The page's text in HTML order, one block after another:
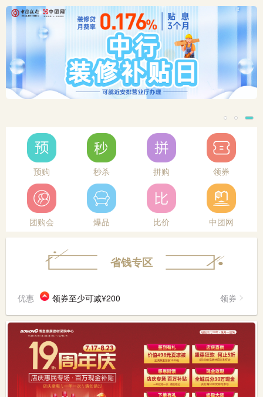
预购 秒杀 拼购 领券
团购会 爆品 比价 中团网
省钱专区
优惠 领券至少可减¥200 领券